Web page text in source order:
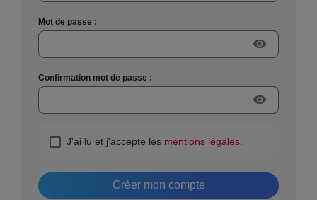
Mot de passe :
visibility
Confirmation mot de passe :
visibility
J'ai lu et j'accepte les mentions légales
Créer mon compte